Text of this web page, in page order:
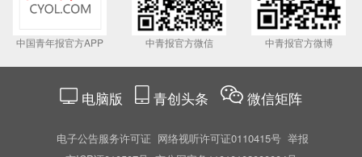
中国青年报官方APP 中青报官方微信 中青报官方微博
电脑版 青创头条 微信矩阵
电子公告服务许可证 网络视听许可证0110415号 举报